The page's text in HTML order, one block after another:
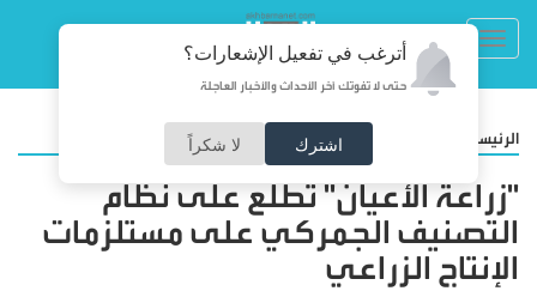
أترغب في تفعيل الإشعارات؟
حتى لا تفوتك آخر الأحداث والأخبار العاجلة
اشترك لا شكراً الرئيسية
"زراعة الأعيان" تطلع على نظام
التصنيف الجمركي على مستلزمات
الإنتاج الزراعي